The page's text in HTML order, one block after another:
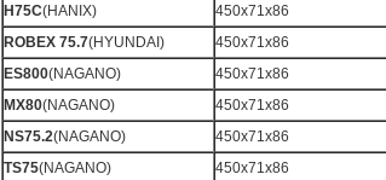
H75C(HANIX) 450x71x86
ROBEX 75.7(HYUNDAI) 450x71x86
ES800(NAGANO)
450x71x86
MX80(NAGANO) 450x71x86
NS75.2(NAGANO)
450x71x86
TS75(NAGANO)
450x71x86